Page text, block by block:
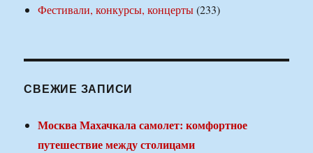
Фестивали, конкурсы, концерты(233)
СВЕЖИЕ ЗАПИСИ
Москва Махачкала самолет: комфортное
путешествие между столицами